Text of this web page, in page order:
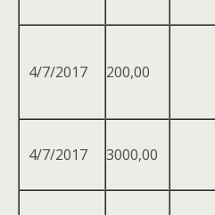
4/7/2017 200,00
4/7/2017 3000,00